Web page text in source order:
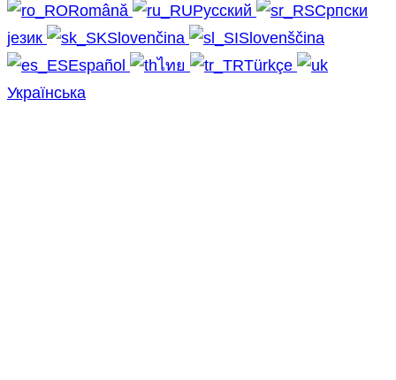
Română
Русский
Српски
језик
Slovenčina
Slovenščina
Español
ไทย
Türkçe
Українська